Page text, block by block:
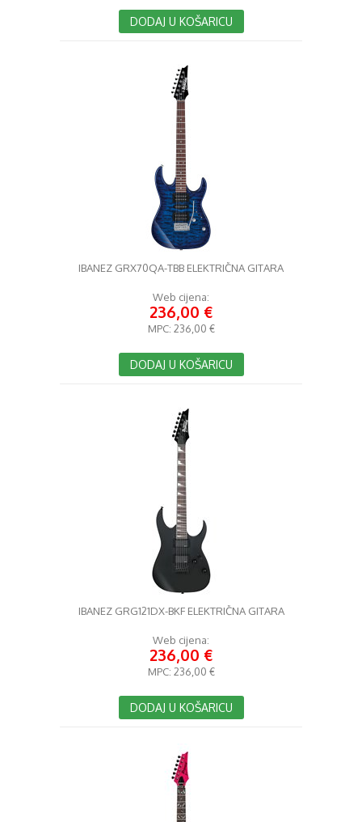
DODAJ U KOŠARICU
IBANEZ GRX70QA-TBB ELEKTRIČNA GITARA
Web cijena:
236,00 €
MPC: 236,00 €
DODAJ U KOŠARICU
IBANEZ GRG121DX-BKF ELEKTRIČNA GITARA
Web cijena:
236,00 €
MPC: 236,00 €
DODAJ U KOŠARICU